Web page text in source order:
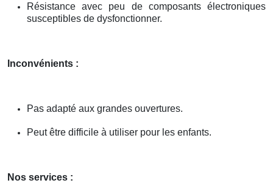
Résistance avec peu de composants électroniques
susceptibles de dysfonctionner.
Inconvénients :
Pas adapté aux grandes ouvertures.
Peut être difficile à utiliser pour les enfants.
Nos services :